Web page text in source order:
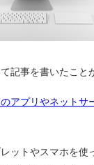
記事を書いたこと
アプリやネットサ
ットやスマホを使